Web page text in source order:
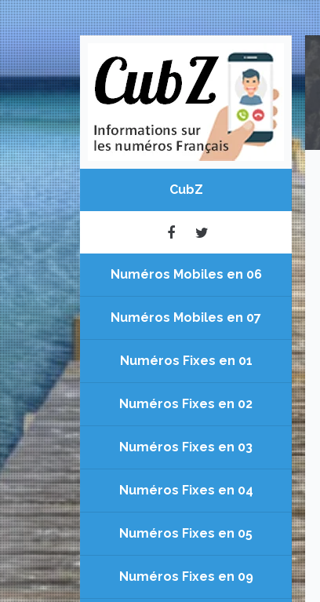
CubZ
Numéros Mobiles en 06
Numéros Mobiles en 07
Numéros Fixes en 01
Numéros Fixes en 02
Numéros Fixes en 03
Numéros Fixes en 04
Numéros Fixes en 05
Numéros Fixes en 09